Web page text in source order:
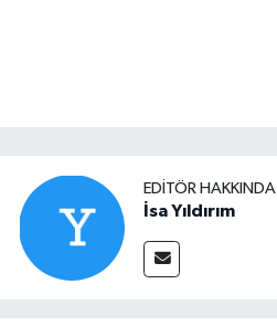
EDITÖR HAKKINDA
İsa Yıldırım